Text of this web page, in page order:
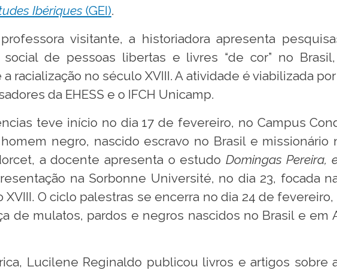
Ibériques(GEI).
visitante, a historiadora apresenta
de pessoas libertas e livres “de cor” no
racialização no século XVIII. A atividade é viabilizada
da EHESS e o IFCH Unicamp.
teve início no dia 17 de fevereiro, no Campus
negro, nascido escravo no Brasil e missionário
a docente apresenta o estudo Domingas Pereira,
na Sorbonne Université, no dia 23, focada
XVIII. O ciclo palestras se encerra no dia 24 de
de mulatos, pardos e negros nascidos no Brasil e
Lucilene Reginaldo publicou livros e artigos sobre